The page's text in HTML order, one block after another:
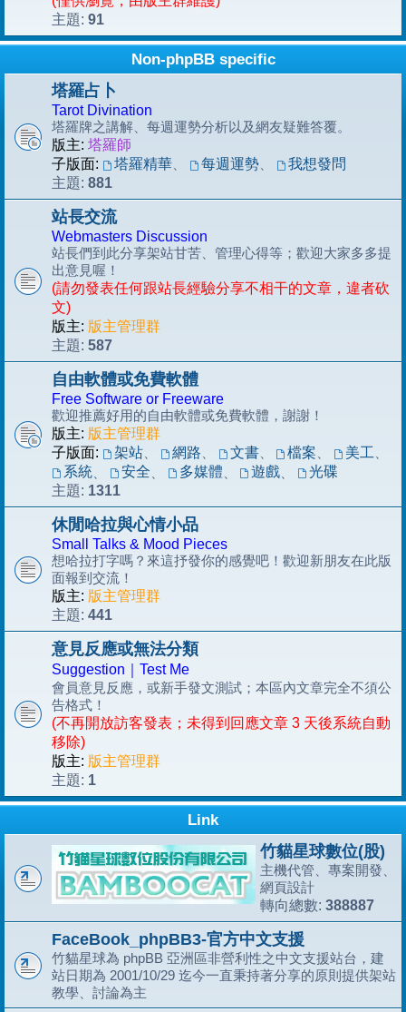
主題: 91
Non-phpBB specific
塔羅占卜
Tarot Divination
塔羅牌之講解、每週運勢分析以及網友疑難答覆。
版主: 塔羅師
子版面:
塔羅精華、 每週運勢、
我想發問
主題: 881
站長交流
Webmasters Discussion
站長們到此分享架站甘苦、管理心得等；歡迎大家多多提
出意見喔！
(請勿發表任何跟站長經驗分享不相干的文章，違者砍
文)
版主: 版主管理群
主題: 587
自由軟體或免費軟體
Free Software or Freeware
歡迎推薦好用的自由軟體或免費軟體，謝謝！
版主: 版主管理群
子版面:
架站、 網路 文書、 檔案 美工
系統、 安全 多媒體 遊戲
光碟
主題: 1311
休閒哈拉與心情小品
Small Talks & Mood Pieces
想哈拉打字嗎？來這抒發你的感覺吧！歡迎新朋友在此版
面報到交流！
版主: 版主管理群
主題: 441
意見反應或無法分類
Suggestion｜Test Me
會員意見反應，或新手發文測試；本區內文章完全不須公
告格式！
(不再開放訪客發表；未得到回應文章 3 天後系統自動
移除)
版主: 版主管理群
主題: 1
Link
竹貓星球數位(股)
主機代管、專案開發、
網頁設計
轉向總數: 388887
FaceBook_phpBB3-官方中文支援
竹貓星球為 phpBB 亞洲區非營利性之中文支援站台，建
站日期為 2001/10/29 迄今一直秉持著分享的原則提供架站
教學、討論為主